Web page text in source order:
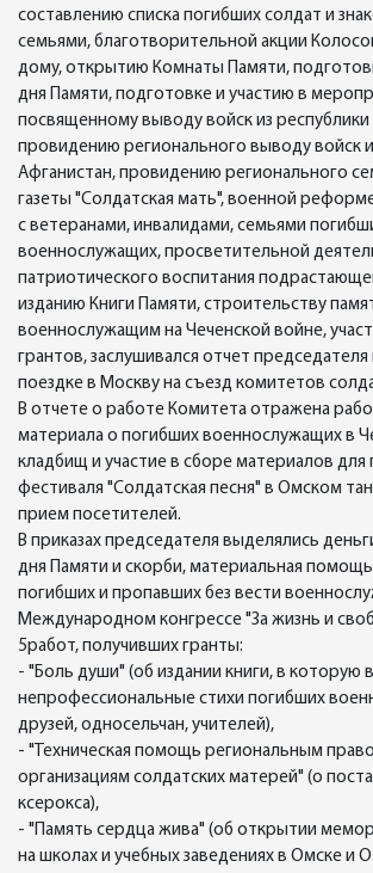
составлению списка погибших солдат и
семьями, благотворительной акции
дому, открытию Комнаты Памяти,
дня Памяти, подготовке и участию в
посвященному выводу войск из республики
провидению регионального выводу войск
Афганистан, провидению регионального
газеты "Солдатская мать", военной
с ветеранами, инвалидами, семьями
военнослужащих, просветительной
патриотического воспитания
изданию Книги Памяти, строительству
военнослужащим на Чеченской войне,
грантов, заслушивался отчет
поездке в Москву на съезд комитетов
В отчете о работе Комитета отражена
материала о погибших военнослужащих в
кладбищ и участие в сборе материалов для
фестиваля "Солдатская песня" в Омском
прием посетителей.
В приказах председателя выделялись
дня Памяти и скорби, материальная
погибших и пропавших без вести
Международном конгрессе "За жизнь и
5работ, получивших гранты:
- "Боль души" (об издании книги, в которую
непрофессиональные стихи погибших
друзей, односельчан, учителей),
- "Техническая помощь региональным
организациям солдатских матерей" (о
ксерокса),
- "Память сердца жива" (об открытии
на школах и учебных заведениях в Омске и